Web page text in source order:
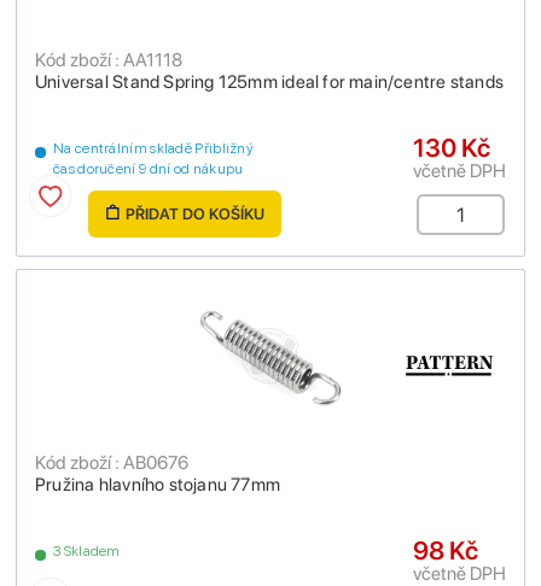
Universal Stand Spring 125mm ideal for main/centre stands
Kód zboží : AA1118
Na centrálním skladě Přibližný
čas doručení 9 dní od nákupu
130 Kč
včetně DPH
PŘIDAT DO KOŠÍKU
Pružina hlavního stojanu 77mm
Kód zboží : AB0676
3 Skladem 98 Kč
včetně DPH